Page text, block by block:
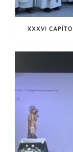
XXXVI